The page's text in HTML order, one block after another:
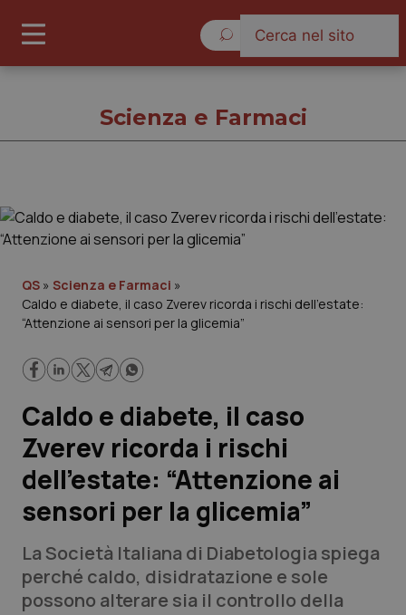
Governo e Parlamento
Regioni e Asl
Lavoro e Professioni
Scienza e Farmaci
Studi e Analisi
Lettere al direttore
Edizioni Regionali
Scienza e Farmaci
QS » Scienza e Farmaci »
Caldo e diabete, il caso Zverev ricorda i rischi dell’estate:
“Attenzione ai sensori per la glicemia”
Caldo e diabete, il caso
Zverev ricorda i rischi
dell’estate: “Attenzione ai
sensori per la glicemia”
La Società Italiana di Diabetologia spiega
perché caldo, disidratazione e sole
possono alterare sia il controllo della